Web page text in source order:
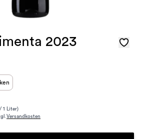
2023
1 Liter)
Versandkosten